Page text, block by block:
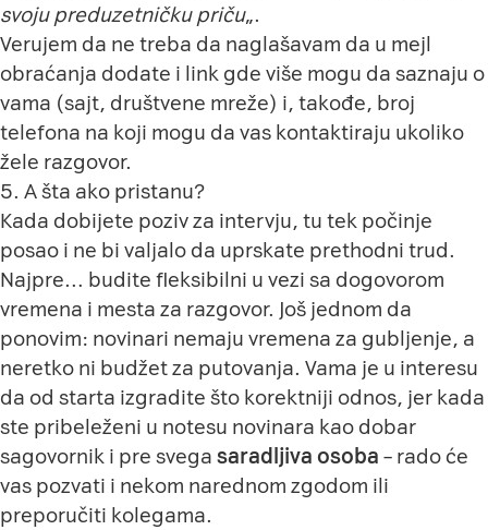
svoju preduzetničku priču„.
Verujem da ne treba da naglašavam da u mejl
obraćanja dodate i link gde više mogu da saznaju o
vama (sajt, društvene mreže) i, takođe, broj
telefona na koji mogu da vas kontaktiraju ukoliko
žele razgovor.
5. A šta ako pristanu?
Kada dobijete poziv za intervju, tu tek počinje
posao i ne bi valjalo da uprskate prethodni trud.
Najpre… budite fleksibilni u vezi sa dogovorom
vremena i mesta za razgovor. Još jednom da
ponovim: novinari nemaju vremena za gubljenje, a
neretko ni budžet za putovanja. Vama je u interesu
da od starta izgradite što korektniji odnos, jer kada
ste pribeleženi u notesu novinara kao dobar
sagovornik i pre svega saradljiva osoba – rado će
vas pozvati i nekom narednom zgodom ili
preporučiti kolegama.